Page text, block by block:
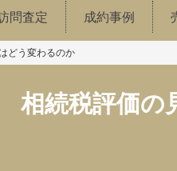
問査定 成約事例
どう変わるのか
相続税評価の